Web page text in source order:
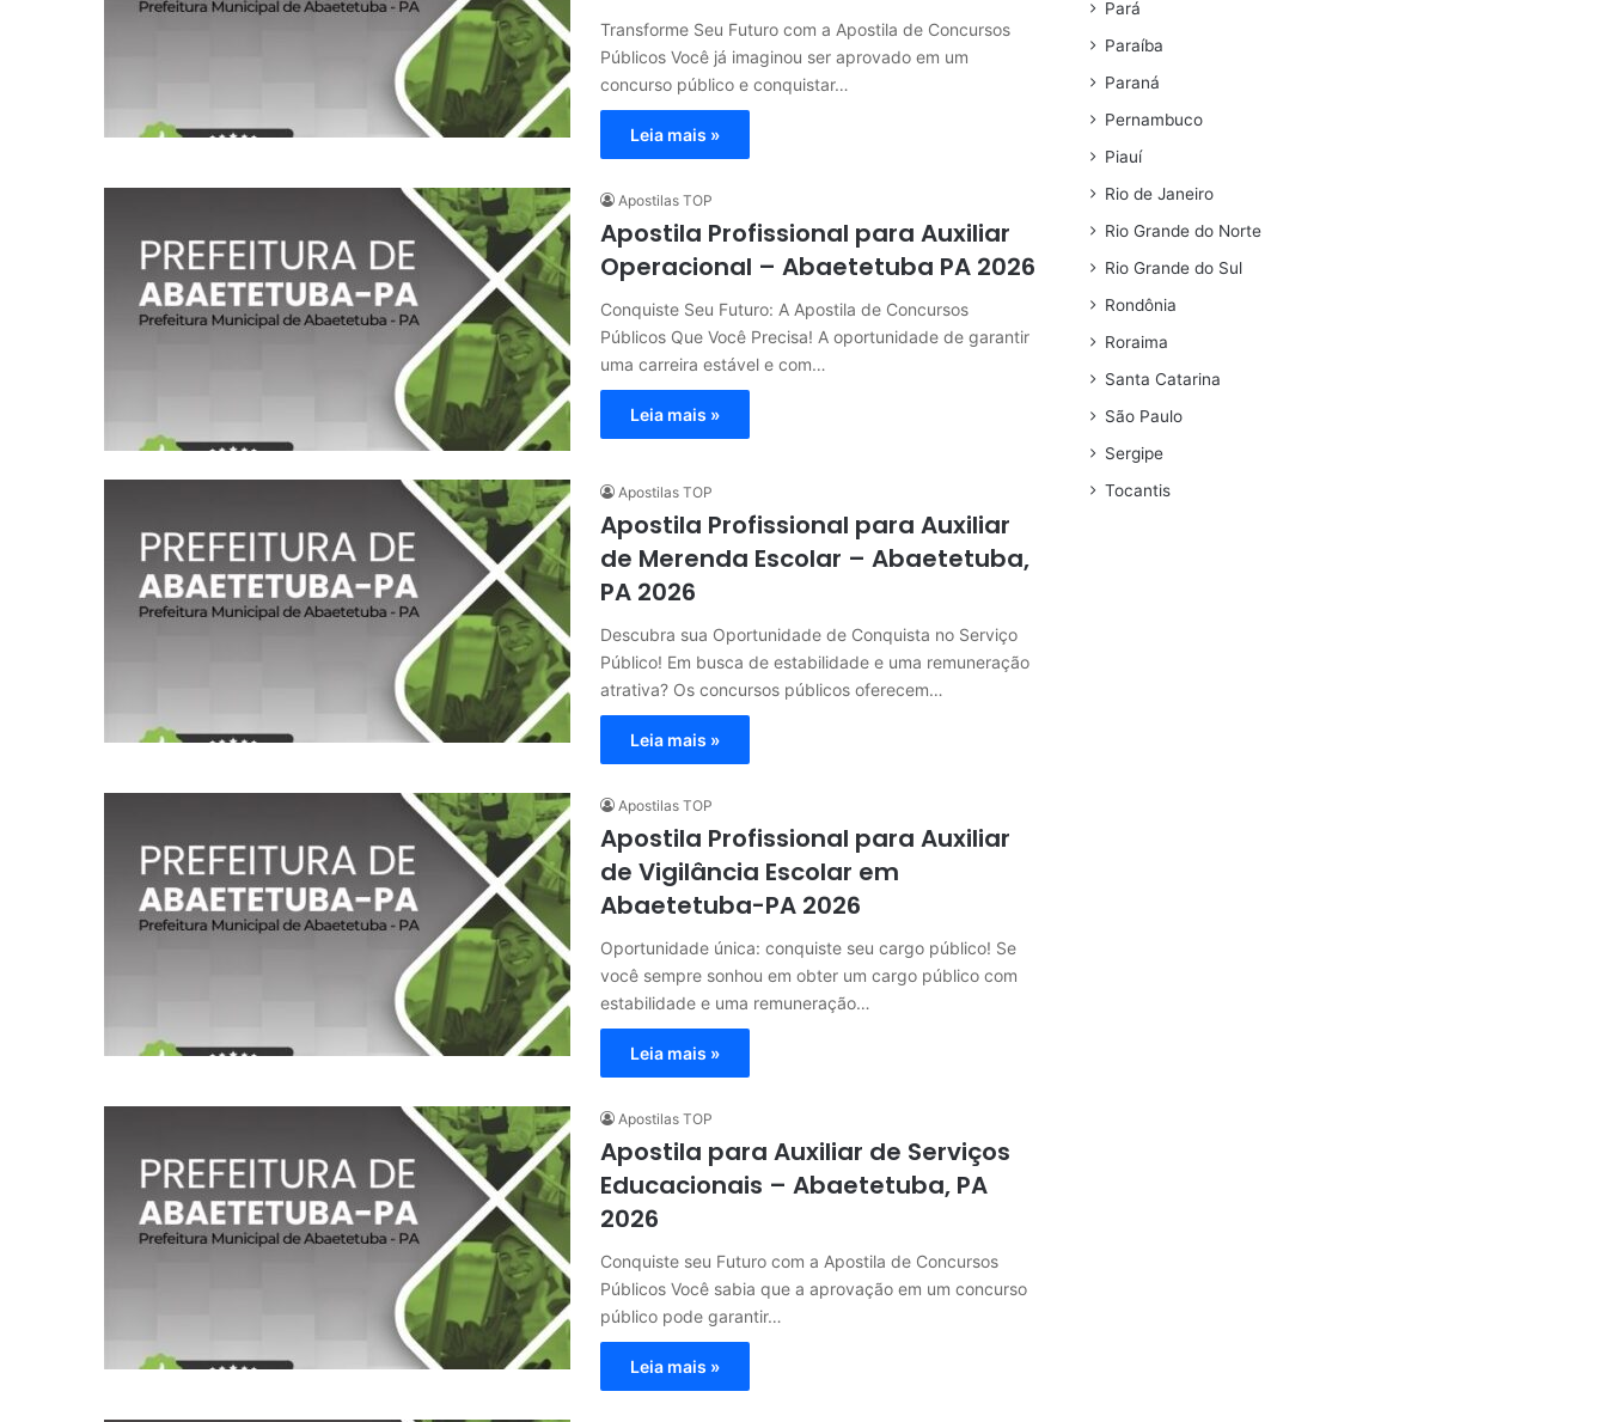
Transforme Seu Futuro com a Apostila de Concursos
Públicos Você já imaginou ser aprovado em um
concurso público e conquistar…
Leia mais »
Apostilas TOP
Apostila Profissional para Auxiliar
Operacional – Abaetetuba PA 2026
Conquiste Seu Futuro: A Apostila de Concursos
Públicos Que Você Precisa! A oportunidade de garantir
uma carreira estável e com…
Leia mais »
Apostilas TOP
Apostila Profissional para Auxiliar
de Merenda Escolar – Abaetetuba,
PA 2026
Descubra sua Oportunidade de Conquista no Serviço
Público! Em busca de estabilidade e uma remuneração
atrativa? Os concursos públicos oferecem…
Leia mais »
Apostilas TOP
Apostila Profissional para Auxiliar
de Vigilância Escolar em
Abaetetuba-PA 2026
Oportunidade única: conquiste seu cargo público! Se
você sempre sonhou em obter um cargo público com
estabilidade e uma remuneração…
Leia mais »
Apostilas TOP
Apostila para Auxiliar de Serviços
Educacionais – Abaetetuba, PA
2026
Conquiste seu Futuro com a Apostila de Concursos
Públicos Você sabia que a aprovação em um concurso
público pode garantir…
Leia mais »
Pará
Paraíba
Paraná
Pernambuco
Piauí
Rio de Janeiro
Rio Grande do Norte
Rio Grande do Sul
Rondônia
Roraima
Santa Catarina
São Paulo
Sergipe
Tocantis